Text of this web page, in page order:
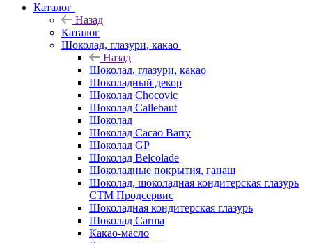
Каталог
Назад
Каталог
Шоколад, глазури, какао
Назад
Шоколад, глазури, какао
Шоколадный декор
Шоколад Chocovic
Шоколад Callebaut
Шоколад
Шоколад Cacao Barry
Шоколад GP
Шоколад Belcolade
Шоколадные покрытия, ганаш
Шоколад, шоколадная кондитерская глазурь
СТМ Продсервис
Шоколадная кондитерская глазурь
Шоколад Carma
Какао-масло